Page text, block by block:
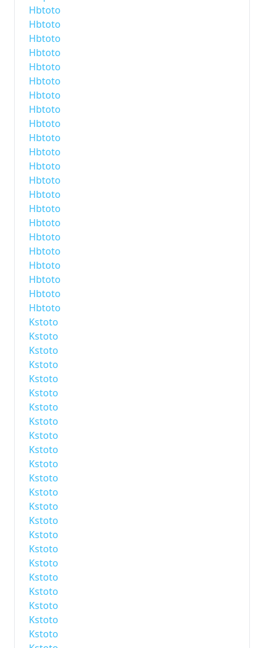
Hbtoto
Hbtoto
Hbtoto
Hbtoto
Hbtoto
Hbtoto
Hbtoto
Hbtoto
Hbtoto
Hbtoto
Hbtoto
Hbtoto
Hbtoto
Hbtoto
Hbtoto
Hbtoto
Hbtoto
Hbtoto
Hbtoto
Hbtoto
Hbtoto
Hbtoto
Kstoto
Kstoto
Kstoto
Kstoto
Kstoto
Kstoto
Kstoto
Kstoto
Kstoto
Kstoto
Kstoto
Kstoto
Kstoto
Kstoto
Kstoto
Kstoto
Kstoto
Kstoto
Kstoto
Kstoto
Kstoto
Kstoto
Kstoto